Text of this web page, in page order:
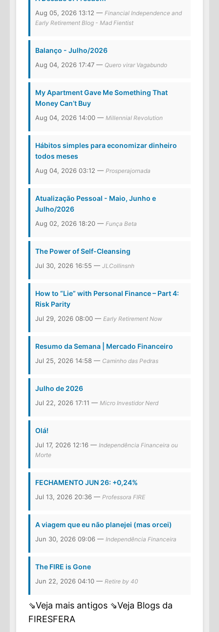
Aug 05, 2026 13:12 — Financial Independence and
Early Retirement Blog - Mad Fientist
Balanço - Julho/2026
Aug 04, 2026 17:47 — Quero virar Vagabundo
My Apartment Gave Me Something That
Money Can’t Buy
Aug 04, 2026 14:00 — Millennial Revolution
Hábitos simples para economizar dinheiro
todos meses
Aug 04, 2026 03:12 — Prosperajornada
Atualização Pessoal - Maio, Junho e
Julho/2026
Aug 02, 2026 18:20 — Funça Beta
The Power of Self-Cleansing
Jul 30, 2026 16:55 — JLCollinsnh
How to “Lie” with Personal Finance – Part 4:
Risk Parity
Jul 29, 2026 08:00 — Early Retirement Now
Resumo da Semana | Mercado Financeiro
Jul 25, 2026 14:58 — Caminho das Pedras
Julho de 2026
Jul 22, 2026 17:11 — Micro Investidor Nerd
Olá!
Jul 17, 2026 12:16 — Independência Financeira ou
Morte
FECHAMENTO JUN 26: +0,24%
Jul 13, 2026 20:36 — Professora FIRE
A viagem que eu não planejei (mas orcei)
Jun 30, 2026 09:06 — Independência Financeira
The FIRE is Gone
Jun 22, 2026 04:10 — Retire by 40
⇘Veja mais antigos ⇘Veja Blogs da
FIRESFERA